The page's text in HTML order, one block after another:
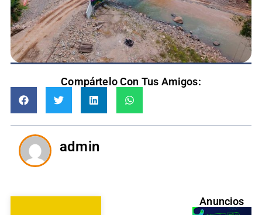
Compártelo Con Tus Amigos:
admin
Anuncios